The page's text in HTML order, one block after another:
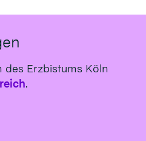
des Erzbistums Köln
.